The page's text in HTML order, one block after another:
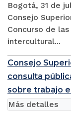
Bogotá, 31 de
Consejo
Concurso de
intercultural...
Consejo
consulta
sobre trabajo
Más detalles